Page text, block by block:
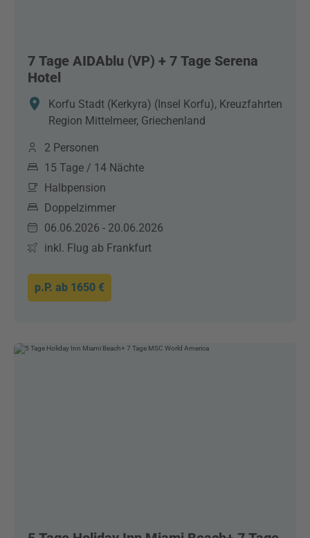
7 Tage AIDAblu (VP) + 7 Tage Serena
Hotel
Korfu Stadt (Kerkyra) (Insel Korfu), Kreuzfahrten
Region Mittelmeer, Griechenland
2 Personen
15 Tage / 14 Nächte
Halbpension
Doppelzimmer
06.06.2026 - 20.06.2026
inkl. Flug ab Frankfurt
p.P. ab 1650 €